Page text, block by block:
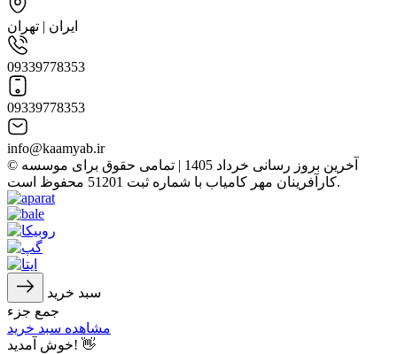
ایران | تهران
09339778353
09339778353
info@kaamyab.ir
© آخرین بروز رسانی خرداد 1405 | تمامی حقوق برای موسسه
کارآفرینان مهر کامیاب با شماره ثبت 51201 محفوظ است.
سبد خرید
جمع جزء
مشاهده سبد خرید
خوش آمدید! 👋